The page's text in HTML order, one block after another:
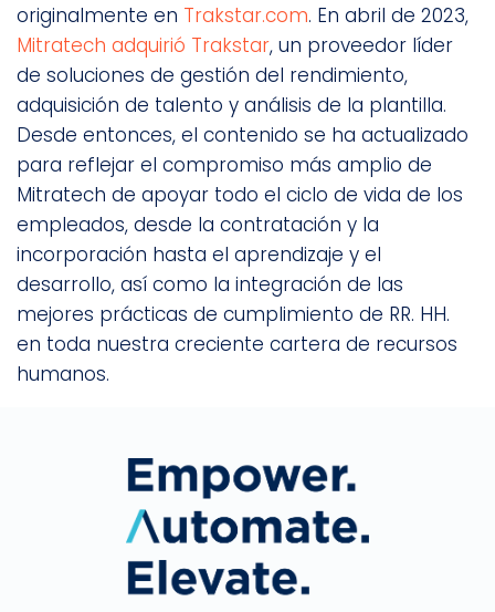
originalmente en Trakstar.com. En abril de 2023,
Mitratech adquirió Trakstar, un proveedor líder
de soluciones de gestión del rendimiento,
adquisición de talento y análisis de la plantilla.
Desde entonces, el contenido se ha actualizado
para reflejar el compromiso más amplio de
Mitratech de apoyar todo el ciclo de vida de los
empleados, desde la contratación y la
incorporación hasta el aprendizaje y el
desarrollo, así como la integración de las
mejores prácticas de cumplimiento de RR. HH.
en toda nuestra creciente cartera de recursos
humanos.